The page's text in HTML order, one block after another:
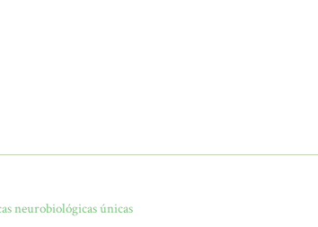
neurobiológicas únicas